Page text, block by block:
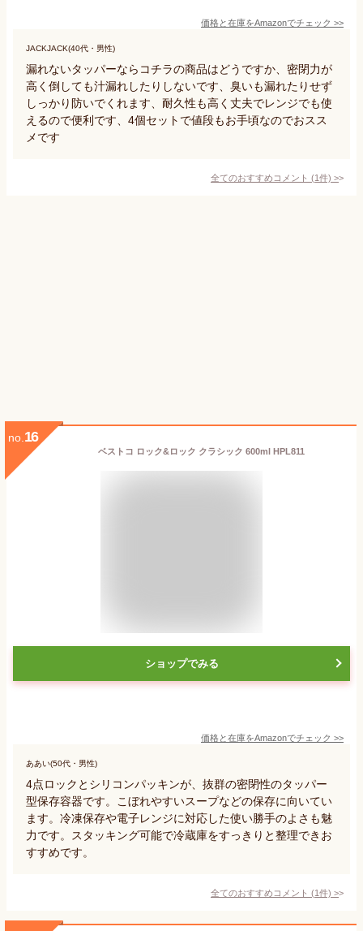
価格と在庫をAmazonでチェック >>
JACKJACK(40代・男性)
漏れないタッパーならコチラの商品はどうですか、密閉力が
高く倒しても汁漏れしたりしないです、臭いも漏れたりせず
しっかり防いでくれます、耐久性も高く丈夫でレンジでも使
えるので便利です、4個セットで値段もお手頃なのでおスス
メです
全てのおすすめコメント (1件) >
no. 16
ベストコ ロック&ロック クラシック 600ml HPL811
ショップでみる
価格と在庫をAmazonでチェック >>
ああい(50代・男性)
4点ロックとシリコンパッキンが、抜群の密閉性のタッパー
型保存容器です。こぼれやすいスープなどの保存に向いてい
ます。冷凍保存や電子レンジに対応した使い勝手のよさも魅
力です。スタッキング可能で冷蔵庫をすっきりと整理できお
すすめです。
全てのおすすめコメント (1件) >